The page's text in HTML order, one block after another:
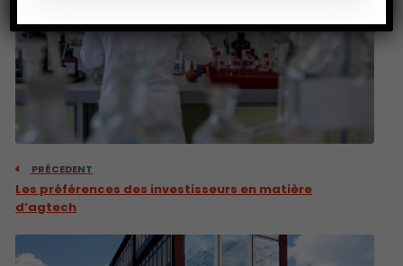
PRÉCEDENT
Les préférences des investisseurs en matière
d’agtech